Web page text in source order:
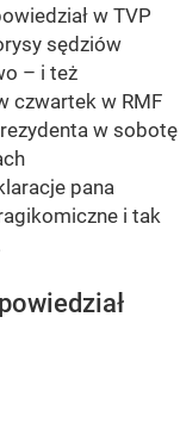
w TVP
sędziów
– i też
czwartek w RMF
w sobotę
pana
i tak